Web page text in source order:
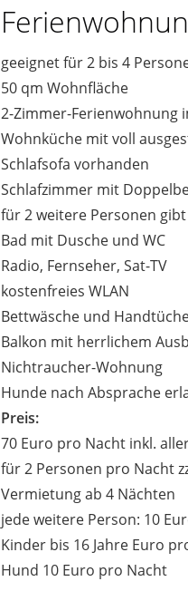
geeignet für 2 bis 4
50 qm Wohnfläche
2-Zimmer-Ferienwohnung
Wohnküche mit voll
Schlafsofa vorhanden
Schlafzimmer mit
für 2 weitere Personen
Bad mit Dusche und WC
Radio, Fernseher, Sat-TV
kostenfreies WLAN
Bettwäsche und
Balkon mit herrlichem
Nichtraucher-Wohnung
Hunde nach Absprache
Preis:
70 Euro pro Nacht inkl.
für 2 Personen pro Nacht
Vermietung ab 4 Nächten
jede weitere Person: 10
Kinder bis 16 Jahre Euro
Hund 10 Euro pro Nacht